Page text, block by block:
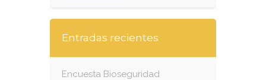
Entradas recientes
Encuesta Bioseguridad